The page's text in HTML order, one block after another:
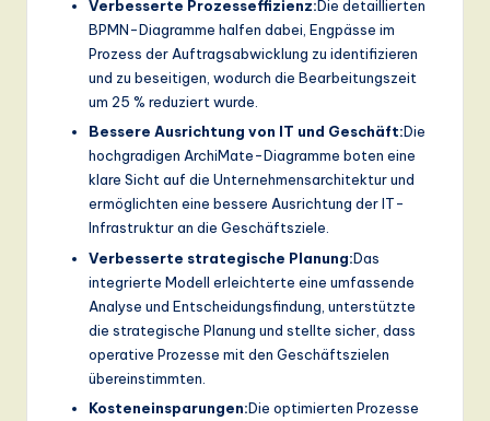
Verbesserte Prozesseffizienz:Die detaillierten
BPMN-Diagramme halfen dabei, Engpässe im
Prozess der Auftragsabwicklung zu identifizieren
und zu beseitigen, wodurch die Bearbeitungszeit
um 25 % reduziert wurde.
Bessere Ausrichtung von IT und Geschäft:Die
hochgradigen ArchiMate-Diagramme boten eine
klare Sicht auf die Unternehmensarchitektur und
ermöglichten eine bessere Ausrichtung der IT-
Infrastruktur an die Geschäftsziele.
Verbesserte strategische Planung:Das
integrierte Modell erleichterte eine umfassende
Analyse und Entscheidungsfindung, unterstützte
die strategische Planung und stellte sicher, dass
operative Prozesse mit den Geschäftszielen
übereinstimmten.
Kosteneinsparungen:Die optimierten Prozesse